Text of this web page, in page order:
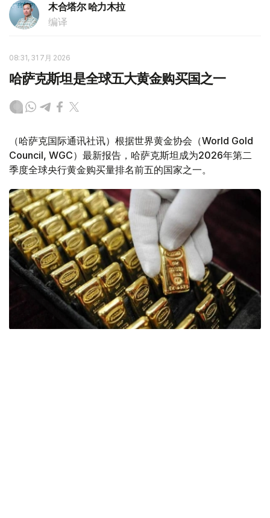
木合塔尔 哈力木拉
编译
08:31, 31 7月 2026
哈萨克斯坦是全球五大黄金购买国之一
（哈萨克国际通讯社讯）根据世界黄金协会（World Gold
Council, WGC）最新报告，哈萨克斯坦成为2026年第二
季度全球央行黄金购买量排名前五的国家之一。